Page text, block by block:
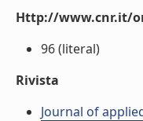
Http://www.cnr.it/
96 (literal)
Rivista
Journal of